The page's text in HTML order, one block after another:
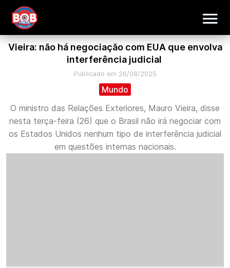
Vieira: não há negociação com EUA que envolva
interferência judicial
Publicado em 26/08/2025
Mundo
O ministro das Relações Exteriores, Mauro Vieira, disse
nesta terça-feira (26) que o Brasil não irá negociar com
os Estados Unidos nenhum tipo de interferência judicial
em questões internas nacionais.